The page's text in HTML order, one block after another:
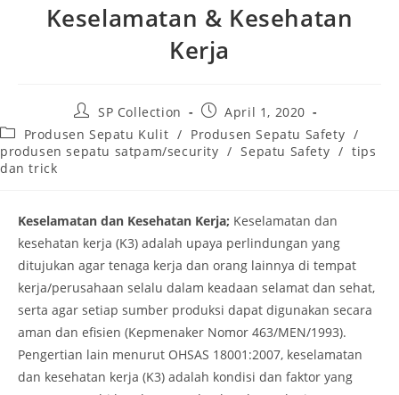
Keselamatan & Kesehatan
Kerja
Post
author:
SP Collection
Post
published:
April 1, 2020
Post
category:
Produsen Sepatu Kulit / Produsen Sepatu Safety /
produsen sepatu satpam/security / Sepatu Safety / tips
dan trick
Keselamatan dan Kesehatan Kerja; Keselamatan dan
kesehatan kerja (K3) adalah upaya perlindungan yang
ditujukan agar tenaga kerja dan orang lainnya di tempat
kerja/perusahaan selalu dalam keadaan selamat dan sehat,
serta agar setiap sumber produksi dapat digunakan secara
aman dan efisien (Kepmenaker Nomor 463/MEN/1993).
Pengertian lain menurut OHSAS 18001:2007, keselamatan
dan kesehatan kerja (K3) adalah kondisi dan faktor yang